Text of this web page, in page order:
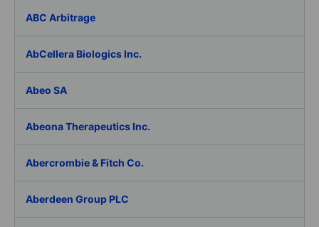
ABC Arbitrage
AbCellera Biologics Inc.
Abeo SA
Abeona Therapeutics Inc.
Abercrombie & Fitch Co.
Aberdeen Group PLC